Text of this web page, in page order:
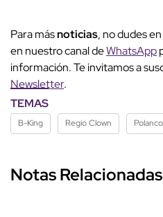
Para másnoticias, no dudes
en nuestro canal deWhatsApp
información. Te invitamos a
Newsletter.
TEMAS
B-King Regio Clown Polanco
Notas Relacionadas